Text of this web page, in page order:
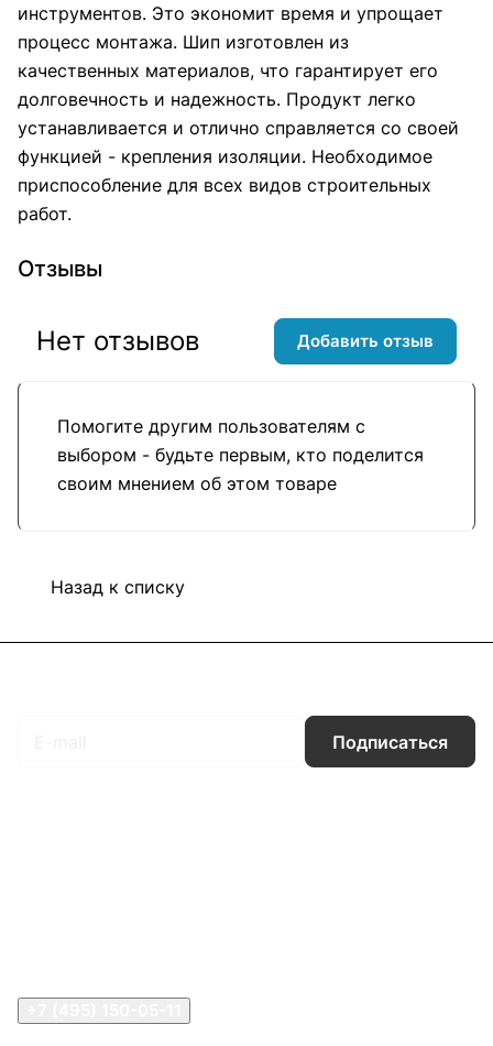
инструментов. Это экономит время и упрощает
процесс монтажа. Шип изготовлен из
качественных материалов, что гарантирует его
долговечность и надежность. Продукт легко
устанавливается и отлично справляется со своей
функцией - крепления изоляции. Необходимое
приспособление для всех видов строительных
работ.
Отзывы
Помогите другим пользователям с
выбором - будьте первым, кто поделится
своим мнением об этом товаре
Нет отзывов Добавить отзыв
Назад к списку
Подписаться